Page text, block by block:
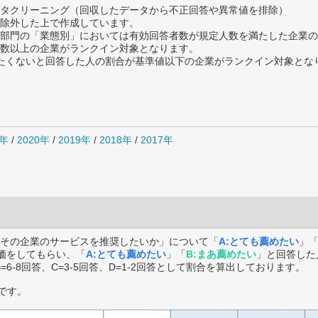
リーニング（回収したデータから不正回答や異常値を排除）
した上で作成しています。
門の「業態別」においては有効回答者数が規定人数を満たした企業
以上の企業がランクイン対象となります。
ないと回答した人の割合が基準値以下の企業がランクイン対象とな
/ 2020年 / 2019年 / 2018年 / 2017年
の企業のサービスを推奨したいか」について「A:とても薦めたい 」「
をしてもらい、「A:とても薦めたい 」「B:まあ薦めたい 」と回答し
8回答、C=3-5回答、D=1-2回答として割合を算出しております。
。